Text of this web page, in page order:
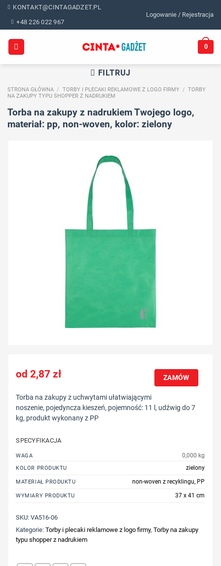
Skip
content
KONTAKT@CINTAGADZET.PL
+48 226 022 967
Logowanie / Rejestracja
0
FILTRUJ
STRONA GŁÓWNA / TORBY I PLECAKI REKLAMOWE Z LOGO FIRMY / TORBY
NA ZAKUPY TYPU SHOPPER Z NADRUKIEM
Torba na zakupy z nadrukiem Twojego logo,
materiał: pp, non-woven, kolor: zielony
2,87zł ZAMÓW
Torba na zakupy z uchwytami ułatwiającymi
noszenie, pojedyncza kieszeń, pojemność: 11 l, udźwig do 7
kg, produkt wykonany z PP
SPECYFIKACJA
WAGA 0,000 kg
KOLOR PRODUKTU zielony
MATERIAŁ PRODUKTU non-woven z recyklingu, PP
WYMIARY PRODUKTU 37 x 41 cm
SKU:VA516-06
Kategorie:Torby i plecaki reklamowe z logo firmy,Torby na zakupy
typu shopper z nadrukiem